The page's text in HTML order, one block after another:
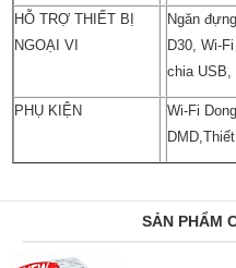
HỖ TRỢ THIẾT BỊ
NGOẠI VI
Ngăn
D30, Wi-
chia USB,
PHỤ KIỆN
Wi-Fi
SẢN PHẨM